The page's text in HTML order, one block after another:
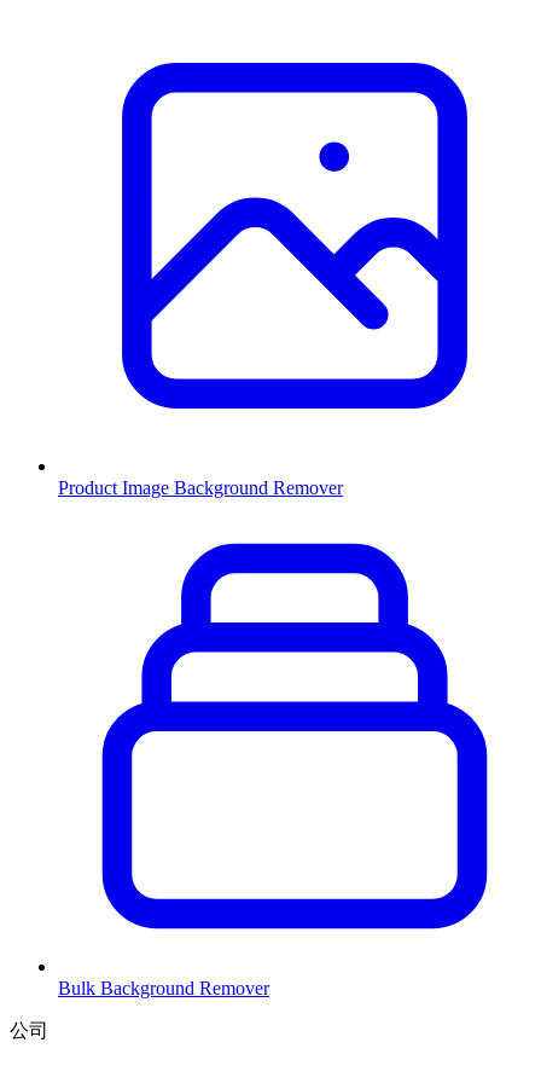
Product Image Background Remover
Bulk Background Remover
公司